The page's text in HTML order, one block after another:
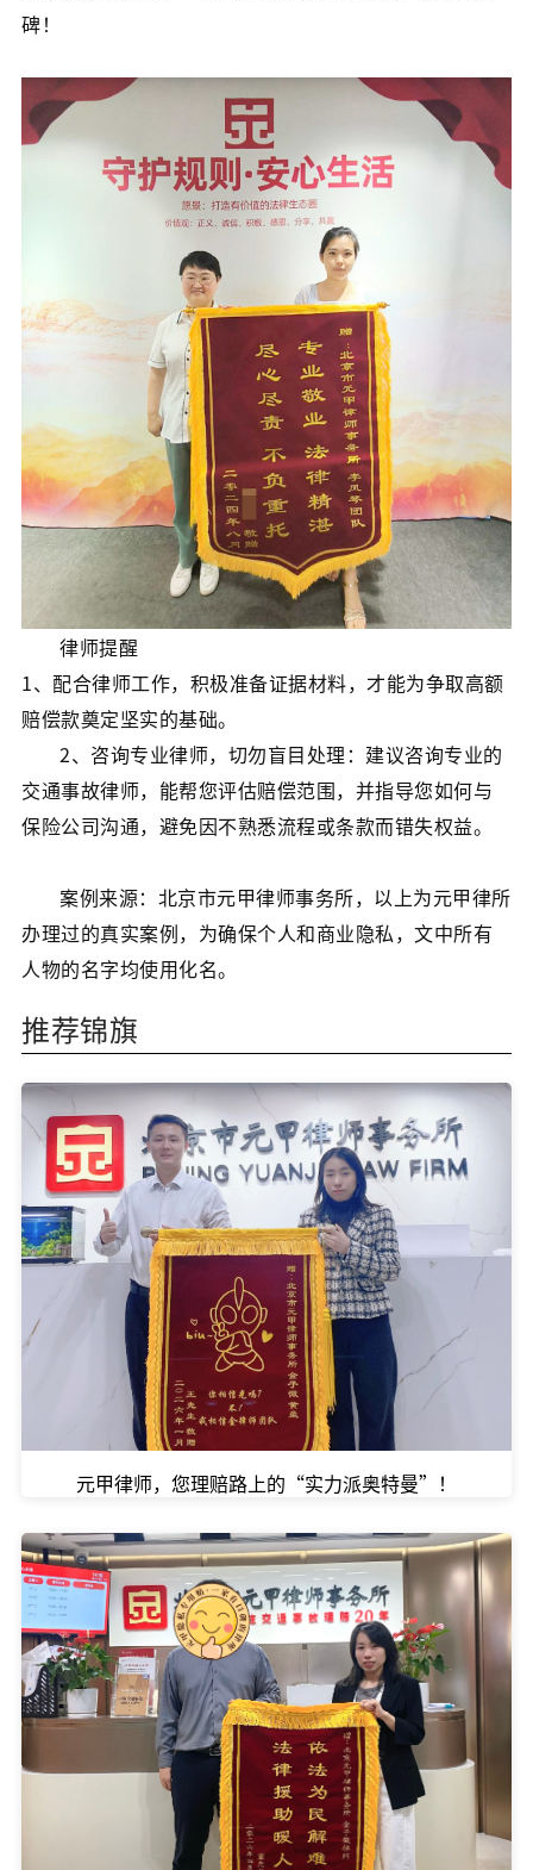
碑！
律师提醒
1、配合律师工作，积极准备证据材料，才能为争取高额
赔偿款奠定坚实的基础。
2、咨询专业律师，切勿盲目处理：建议咨询专业的
交通事故律师，能帮您评估赔偿范围，并指导您如何与
保险公司沟通，避免因不熟悉流程或条款而错失权益。
案例来源：北京市元甲律师事务所，以上为元甲律所
办理过的真实案例，为确保个人和商业隐私，文中所有
人物的名字均使用化名。
推荐锦旗
元甲律师，您理赔路上的“实力派奥特曼”！